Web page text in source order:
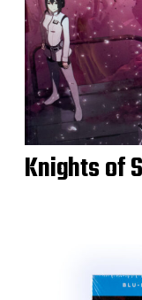
Knights of